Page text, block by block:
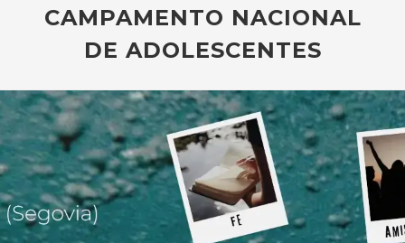
CAMPAMENTO NACIONAL
DE ADOLESCENTES